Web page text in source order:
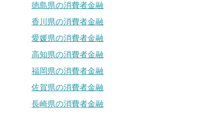
徳島県の消費者金融
香川県の消費者金融
愛媛県の消費者金融
高知県の消費者金融
福岡県の消費者金融
佐賀県の消費者金融
長崎県の消費者金融